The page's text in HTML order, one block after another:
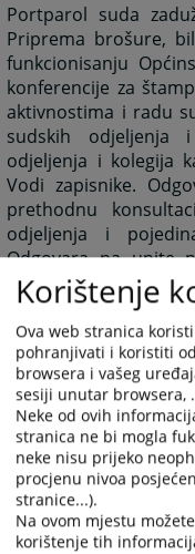
Portparol suda
Priprema brošure,
funkcionisanju
konferencije za
aktivnostima i radu
sudskih odjeljenja
odjeljenja i kolegija
Vodi zapisnike.
prethodnu
odjeljenja i
Odgovara na upite
Web stranicu suda.
svojoj prirodi,
mjesta, kao i
Kontakt portparola
Email:
Korištenje
Ova web stranica
pohranjivati i koristiti
browsera i vašeg
sesiji unutar browsera,
Neke od ovih
stranica ne bi mogla
neke nisu prijeko
procjenu nivoa
stranice...).
Na ovom mjestu
korištenje tih